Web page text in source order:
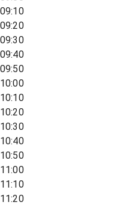
09:10
09:20
09:30
09:40
09:50
10:00
10:10
10:20
10:30
10:40
10:50
11:00
11:10
11:20